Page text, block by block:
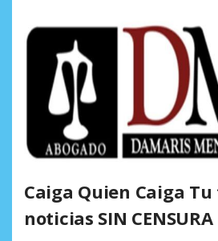
Caiga Quien Caiga
noticias SIN CENSURA